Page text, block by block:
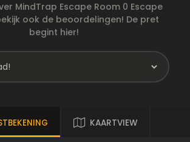
MindTrap Escape Room 0 Escape
ook de beoordelingen! De pret
begint hier!
KAARTVIEW